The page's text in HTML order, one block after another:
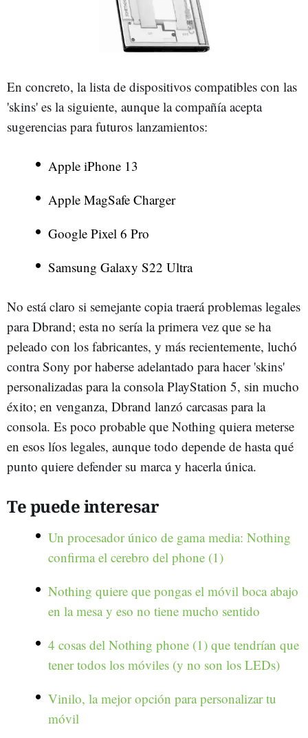
En concreto, la lista de dispositivos compatibles con las
'skins' es la siguiente, aunque la compañía acepta
sugerencias para futuros lanzamientos:
Apple iPhone 13
Apple MagSafe Charger
Google Pixel 6 Pro
Samsung Galaxy S22 Ultra
No está claro si semejante copia traerá problemas legales
para Dbrand; esta no sería la primera vez que se ha
peleado con los fabricantes, y más recientemente, luchó
contra Sony por haberse adelantado para hacer 'skins'
personalizadas para la consola PlayStation 5, sin mucho
éxito; en venganza, Dbrand lanzó carcasas para la
consola. Es poco probable que Nothing quiera meterse
en esos líos legales, aunque todo depende de hasta qué
punto quiere defender su marca y hacerla única.
Te puede interesar
Un procesador único de gama media: Nothing
confirma el cerebro del phone (1)
Nothing quiere que pongas el móvil boca abajo
en la mesa y eso no tiene mucho sentido
4 cosas del Nothing phone (1) que tendrían que
tener todos los móviles (y no son los LEDs)
Vinilo, la mejor opción para personalizar tu
móvil